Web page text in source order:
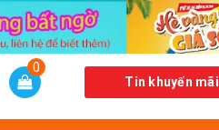
0
Tin khuyến mãi